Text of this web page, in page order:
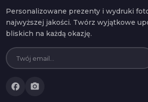
Personalizowane prezenty i wydruki
najwyższej jakości. Twórz wyjątkowe
bliskich na każdą okazję.
facebook photo_camera